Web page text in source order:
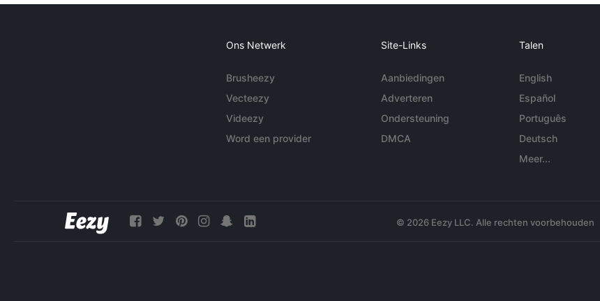
Ons Netwerk
Brusheezy
Vecteezy
Videezy
Word een provider
Site-Links
Aanbiedingen
Adverteren
Ondersteuning
DMCA
Talen
English
Español
Português
Deutsch
Meer...
© 2026 Eezy LLC. Alle rechten voorbehouden